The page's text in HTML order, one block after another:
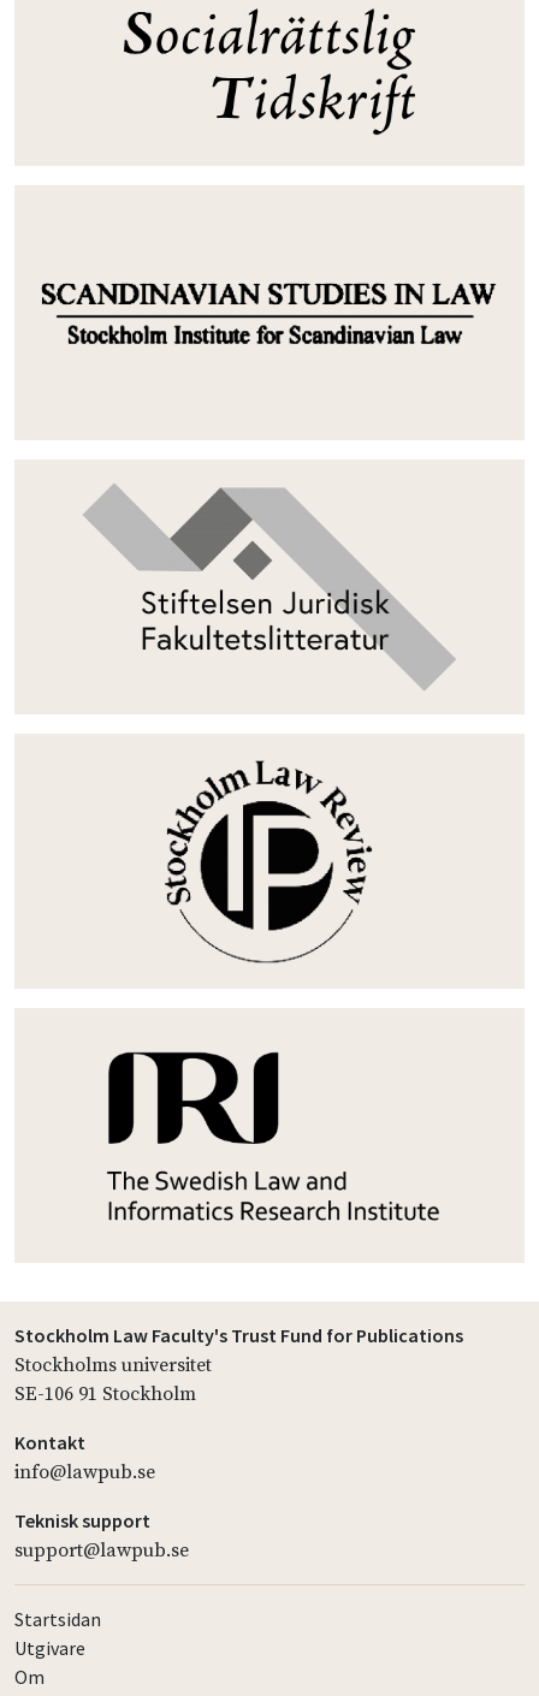
Stockholm Law Faculty's Trust Fund for Publications
Stockholms universitet
SE-106 91 Stockholm
Kontakt
info@lawpub.se
Teknisk support
support@lawpub.se
Startsidan
Utgivare
Om